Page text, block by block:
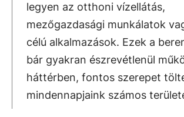
legyen az otthoni vízellátás,
mezőgazdasági munkálatok
célú alkalmazások. Ezek a
bár gyakran észrevétlenül
háttérben, fontos szerepet
mindennapjaink számos